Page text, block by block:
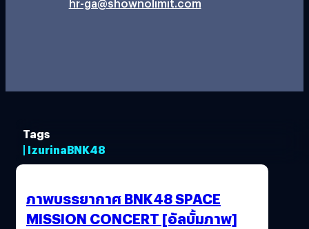
Tags
| IzurinaBNK48
ภาพบรรยากาศ BNK48 SPACE
MISSION CONCERT [อัลบั้มภาพ]